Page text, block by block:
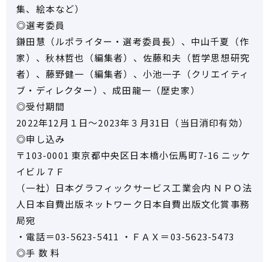
集、絵本など）
◎選考委員
鎌田慧（ルポライター・選考委員長）、中山千夏（作
家）、秋林哲也（編集者）、佐藤和夫（哲学思想研究
者）、藤野健一（編集者）、小池一子（クリエイティ
ブ・ディレクター）、成田龍一（歴史家）
◎受付期間
2022年12月１日～2023年３月31日（当日消印有効）
◎申し込み
〒103-0001 東京都中央区日本橋小伝馬町7-16 ニッケ
イビル７Ｆ
（一社）日本グラフィックサービス工業会内 ＮＰＯ法
人日本自費出版ネットワーク日本自費出版文化賞事務
局宛
・電話＝03-5623-5411 ・ＦＡＸ＝03-5623-5473
◎手 数 料